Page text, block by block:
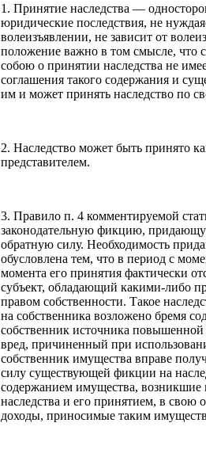
1. Принятие наследства —
юридические последствия, не
волеизъявлении, не зависит от
положение важно в том смысле, что
собою о принятии наследства не
соглашения такого содержания и
им и может принять наследство по
2. Наследство может быть принято
представителем.
3. Правило п. 4 комментируемой
законодательную фикцию,
обратную силу. Необходимость
обусловлена тем, что в период с
момента его принятия фактически
субъект, обладающий какими-либо
правом собственности. Такое
на собственника возложено бремя
собственник источника повышенной
вред, причиненный при
собственник имущества вправе
силу существующей фикции на
содержанием имущества,
наследства и его принятием, в свою
доходы, приносимые таким